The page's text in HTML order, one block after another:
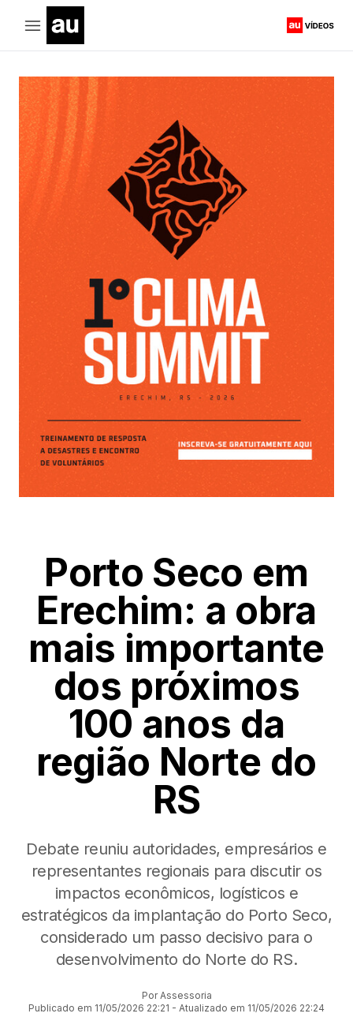
Porto Seco em
Erechim: a obra
mais importante
dos próximos
100 anos da
região Norte do
RS
Debate reuniu autoridades, empresários e
representantes regionais para discutir os
impactos econômicos, logísticos e
estratégicos da implantação do Porto Seco,
considerado um passo decisivo para o
desenvolvimento do Norte do RS.
Por Assessoria
Publicado em 11/05/2026 22:21 - Atualizado em 11/05/2026 22:24